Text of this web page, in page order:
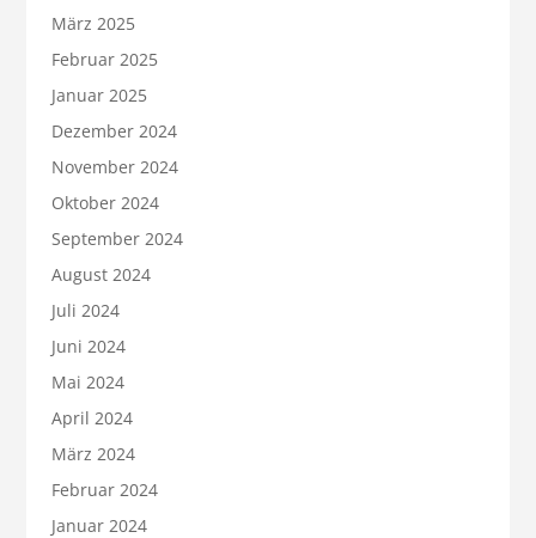
März 2025
Februar 2025
Januar 2025
Dezember 2024
November 2024
Oktober 2024
September 2024
August 2024
Juli 2024
Juni 2024
Mai 2024
April 2024
März 2024
Februar 2024
Januar 2024